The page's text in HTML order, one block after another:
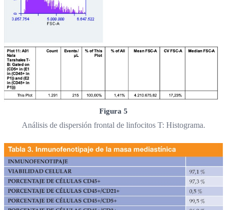
Figura 5
Análisis de dispersión frontal de linfocitos T: Histograma.